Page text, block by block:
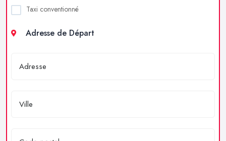
Taxi conventionné
Adresse de Départ